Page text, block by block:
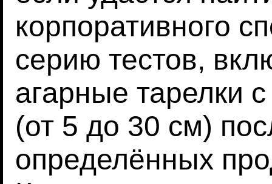
корпоративного
серию тестов,
агарные тарелки
(от 5 до 30 см)
определённых